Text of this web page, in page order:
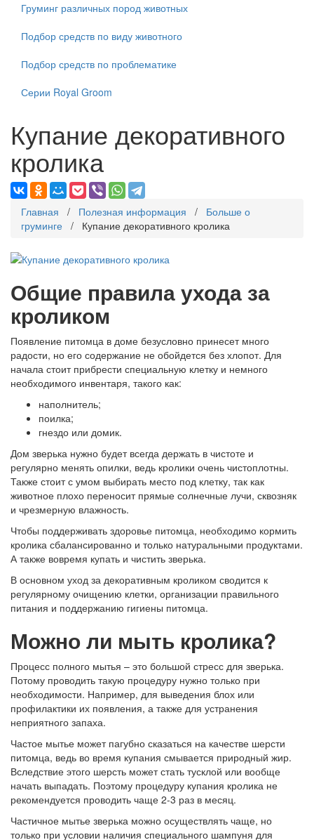
Груминг различных пород животных
Подбор средств по виду животного
Подбор средств по проблематике
Серии Royal Groom
Купание декоративного
кролика
Главная / Полезная информация / Больше о
груминге / Купание декоративного кролика
Общие правила ухода за
кроликом
Появление питомца в доме безусловно принесет много
радости, но его содержание не обойдется без хлопот. Для
начала стоит прибрести специальную клетку и немного
необходимого инвентаря, такого как:
наполнитель;
поилка;
гнездо или домик.
Дом зверька нужно будет всегда держать в чистоте и
регулярно менять опилки, ведь кролики очень чистоплотны.
Также стоит с умом выбирать место под клетку, так как
животное плохо переносит прямые солнечные лучи, сквозняк
и чрезмерную влажность.
Чтобы поддерживать здоровье питомца, необходимо кормить
кролика сбалансированно и только натуральными продуктами.
А также вовремя купать и чистить зверька.
В основном уход за декоративным кроликом сводится к
регулярному очищению клетки, организации правильного
питания и поддержанию гигиены питомца.
Можно ли мыть кролика?
Процесс полного мытья – это большой стресс для зверька.
Потому проводить такую процедуру нужно только при
необходимости. Например, для выведения блох или
профилактики их появления, а также для устранения
неприятного запаха.
Частое мытье может пагубно сказаться на качестве шерсти
питомца, ведь во время купания смывается природный жир.
Вследствие этого шерсть может стать тусклой или вообще
начать выпадать. Поэтому процедуру купания кролика не
рекомендуется проводить чаще 2-3 раз в месяц.
Частичное мытье зверька можно осуществлять чаще, но
только при условии наличия специального шампуня для